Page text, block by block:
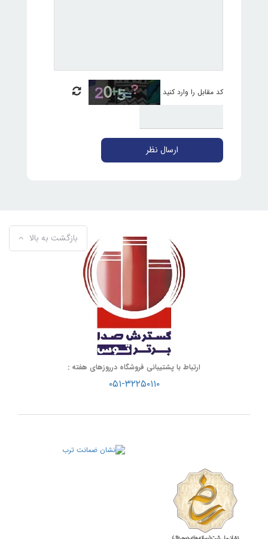
کد مقابل را وارد کنید
ارسال نظر
بازگشت به بالا
ارتباط با پشتیبانی فروشگاه درروزهای هفته :
۰۵۱-۳۲۲۵۰۱۱۰